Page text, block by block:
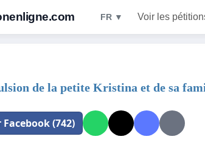
FR ▼ Voir les
de la petite Kristina et de sa
(742)